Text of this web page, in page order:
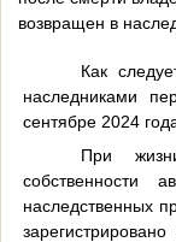
возвращен в
Как
наследниками
сентябре 2024
При
собственности
наследственных